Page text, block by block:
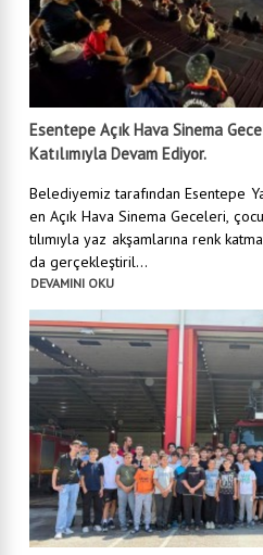
Esentepe Açık Hava Sinema
Katılımıyla Devam Ediyor.
Belediyemiz tarafından Esentepe
en Açık Hava Sinema Geceleri,
tılımıyla yaz akşamlarına renk
da gerçekleştiril...
DEVAMINI OKU